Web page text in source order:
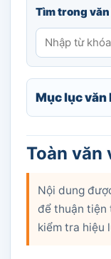
Tìm trong
Mục lục văn
Toàn văn
Nội dung
để thuận tiện
kiểm tra hiệu